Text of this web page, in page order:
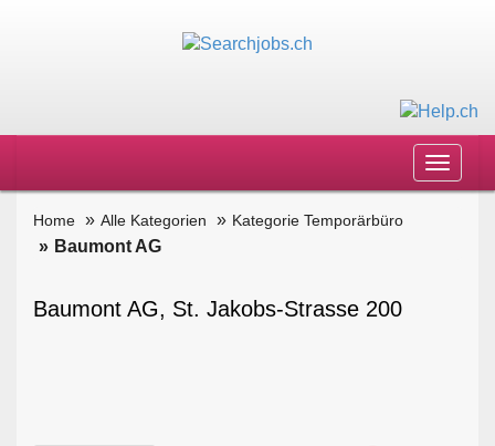
Toggle
Home Alle Kategorien Kategorie Temporärbüro
Baumont AG
Baumont AG, St. Jakobs-Strasse 200